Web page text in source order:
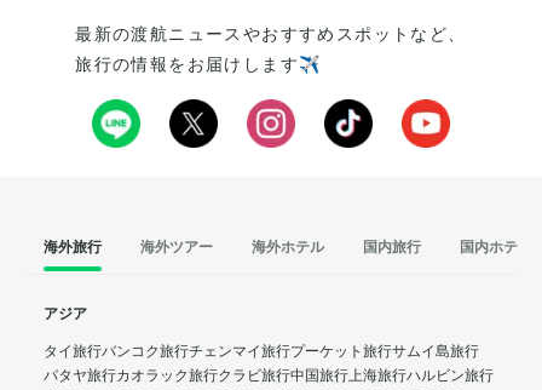
最新の渡航ニュースやおすすめスポットなど、
旅行の情報をお届けします✈️
海外旅行 海外ツアー 海外ホテル 国内旅行 国内ホテル
アジア
タイ旅行バンコク旅行チェンマイ旅行プーケット旅行サムイ島旅行
パタヤ旅行カオラック旅行クラビ旅行中国旅行上海旅行ハルビン旅行